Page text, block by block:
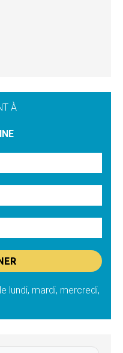
À
lundi, mardi, mercredi,